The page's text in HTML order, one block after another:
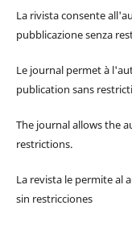
La rivista consente
pubblicazione senza
Le journal permet à
publication sans
The journal allows the
restrictions.
La revista le permite al
sin restricciones